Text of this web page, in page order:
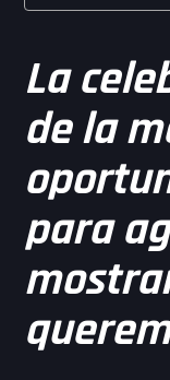
La
de la
para